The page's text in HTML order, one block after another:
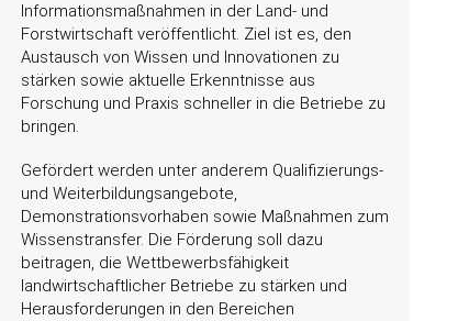
Informationsmaßnahmen in der Land- und
Forstwirtschaft veröffentlicht. Ziel ist es, den
Austausch von Wissen und Innovationen zu
stärken sowie aktuelle Erkenntnisse aus
Forschung und Praxis schneller in die Betriebe zu
bringen.
Gefördert werden unter anderem Qualifizierungs-
und Weiterbildungsangebote,
Demonstrationsvorhaben sowie Maßnahmen zum
Wissenstransfer. Die Förderung soll dazu
beitragen, die Wettbewerbsfähigkeit
landwirtschaftlicher Betriebe zu stärken und
Herausforderungen in den Bereichen